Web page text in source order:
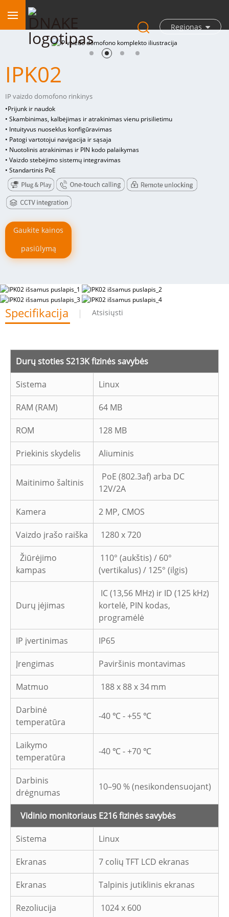
Regionas
IPK02
IP vaizdo domofono rinkinys
•Prijunk ir naudok
• Skambinimas, kalbėjimas ir atrakinimas vienu prisilietimu
• Intuityvus nuoseklus konfigūravimas
• Patogi vartotojui navigacija ir sąsaja
• Nuotolinis atrakinimas ir PIN kodo palaikymas
• Vaizdo stebėjimo sistemų integravimas
• Standartinis PoE
Gaukite kainos
pasiūlymą
Specifikacija Atsisiųsti
Durų stoties S213K fizinės savybės
Sistema Linux
RAM (RAM) 64 MB
ROM 128 MB
Priekinis skydelis Aliuminis
Maitinimo šaltinis
PoE (802.3af) arba DC
12V/2A
Kamera 2 MP, CMOS
Vaizdo įrašo raiška 1280 x 720
Žiūrėjimo
kampas
110° (aukštis) / 60°
(vertikalus) / 125° (ilgis)
Durų įėjimas
IC (13,56 MHz) ir ID (125 kHz)
kortelė, PIN kodas,
programėlė
IP įvertinimas IP65
Įrengimas Paviršinis montavimas
Matmuo 188 x 88 x 34mm
Darbinė
temperatūra
-40 ℃ - +55 ℃
Laikymo
temperatūra
-40 ℃ - +70 ℃
Darbinis
drėgnumas
10–90 % (nesikondensuojant)
Vidinio monitoriaus E216 fizinės savybės
Sistema Linux
Ekranas 7 colių TFT LCD ekranas
Ekranas Talpinis jutiklinis ekranas
Rezoliucija 1024 x 600